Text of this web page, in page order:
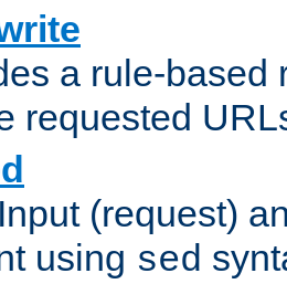
a rule-based
requested
(request)
using sed